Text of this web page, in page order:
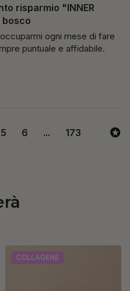
risparmio "INNER
bosco
ogni mese di fare
puntuale e affidabile.
5 6 ... 173
COLLAGENE